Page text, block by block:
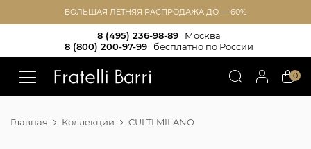
БОЛЬШАЯ ЛЕТНЯЯ РАСПРОДАЖА ДО — 60%
8 (495) 236-98-89
Москва
8 (800) 200-97-99
бесплатно по России
0
Главная Коллекции CULTI MILANO